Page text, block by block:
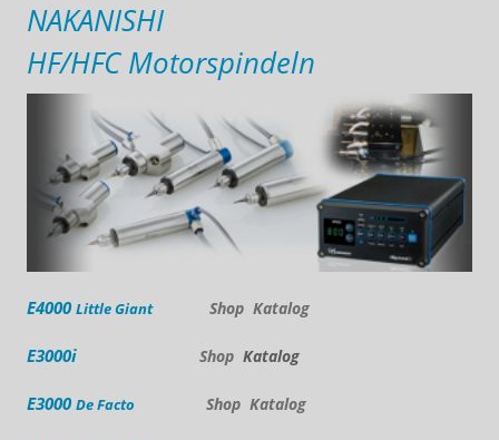
NAKANISHI
HF/HFC Motorspindeln
E4000 Little Giant Shop Katalog
E3000i Shop Katalog
E3000 De Facto Shop Katalog